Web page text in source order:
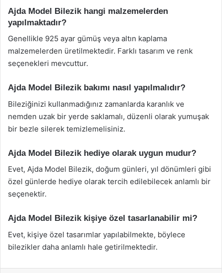
Ajda Model Bilezik hangi malzemelerden
yapılmaktadır?
Genellikle 925 ayar gümüş veya altın kaplama
malzemelerden üretilmektedir. Farklı tasarım ve renk
seçenekleri mevcuttur.
Ajda Model Bilezik bakımı nasıl yapılmalıdır?
Bileziğinizi kullanmadığınız zamanlarda karanlık ve
nemden uzak bir yerde saklamalı, düzenli olarak yumuşak
bir bezle silerek temizlemelisiniz.
Ajda Model Bilezik hediye olarak uygun mudur?
Evet, Ajda Model Bilezik, doğum günleri, yıl dönümleri gibi
özel günlerde hediye olarak tercih edilebilecek anlamlı bir
seçenektir.
Ajda Model Bilezik kişiye özel tasarlanabilir mi?
Evet, kişiye özel tasarımlar yapılabilmekte, böylece
bilezikler daha anlamlı hale getirilmektedir.